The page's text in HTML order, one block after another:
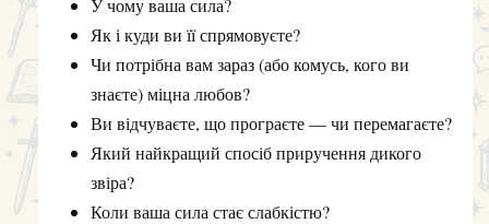
У чому ваша сила?
Як і куди ви її спрямовуєте?
Чи потрібна вам зараз (або комусь, кого ви
знаєте) міцна любов?
Ви відчуваєте, що програєте — чи перемагаєте?
Який найкращий спосіб приручення дикого
звіра?
Коли ваша сила стає слабкістю?